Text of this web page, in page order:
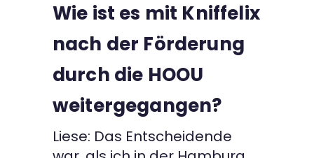
Wie ist es mit Kniffelix
nach der Förderung
durch die HOOU
weitergegangen?
Liese: Das Entscheidende